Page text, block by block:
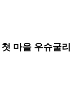
마을 우슈굴리